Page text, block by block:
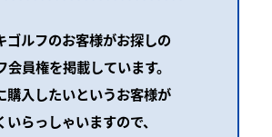
ゴルフのお客様がお探しの
会員権を掲載しています。
購入したいというお客様が
いらっしゃいますので、